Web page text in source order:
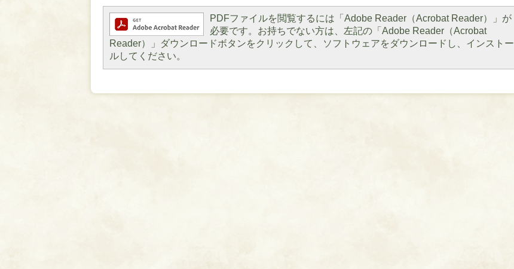
PDFファイルを閲覧するには「Adobe Reader（Acrobat Reader）」が
必要です。お持ちでない方は、左記の「Adobe Reader（Acrobat
Reader）」ダウンロードボタンをクリックして、ソフトウェアをダウンロードし、インストー
ルしてください。